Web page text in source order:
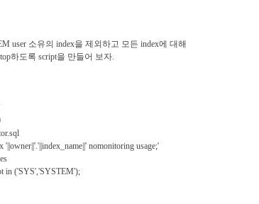
user 소유의 index을 제외하고 모든 index에 대해
하도록 script을 만들어 보자.
'||owner||'.'||index_name||' nomonitoring usage;'
in ('SYS','SYSTEM');